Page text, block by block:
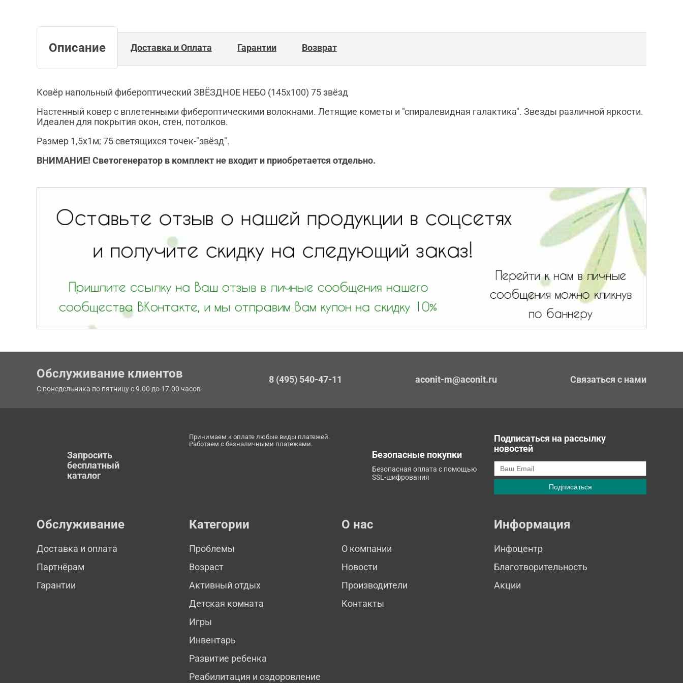
Описание Доставка и Оплата Гарантии Возврат
Ковёр напольный фибероптический ЗВЁЗДНОЕ НЕБО (145х100) 75 звёзд
Настенный ковер с вплетенными фибероптическими волокнами. Летящие кометы и "спиралевидная галактика". Звезды различной яркости.
Идеален для покрытия окон, стен, потолков.
Размер 1,5х1м; 75 светящихся точек-"звёзд".
ВНИМАНИЕ! Светогенератор в комплект не входит и приобретается отдельно.
Обслуживание клиентов
С понедельника по пятницу с 9.00 до 17.00 часов
8 (495) 540-47-11 aconit-m@aconit.ru Связаться с нами
Запросить
бесплатный
каталог
Принимаем к оплате любые виды платежей.
Работаем с безналичными платежами.
Безопасные покупки
Безопасная оплата с помощью
SSL-шифрования
Подписаться на рассылку
новостей
Обслуживание
Доставка и оплата
Партнёрам
Гарантии
Категории
Проблемы
Возраст
Активный отдых
Детская комната
Игры
Инвентарь
Развитие ребенка
Реабилитация и оздоровление
О нас
О компании
Новости
Производители
Контакты
Информация
Инфоцентр
Благотворительность
Акции